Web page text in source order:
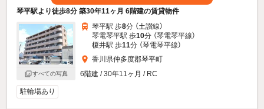
琴平駅より徒歩8分 築30年11ヶ月 6階建の賃貸物件
すべての写真
琴平駅 歩8分 （土讃線）
琴電琴平駅 歩10分 （琴電琴平線）
榎井駅 歩11分 （琴電琴平線）
香川県仲多度郡琴平町
6階建 / 30年11ヶ月 / RC
駐輪場あり